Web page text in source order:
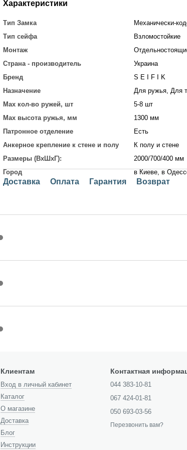
Характеристики
Тип Замка
Механически-
Тип сейфа
Взломостойкие
Монтаж
Страна - производитель
Украина
Бренд
S E I F I K
Назначение
Для ружья, Для
Max кол-во ружей, шт
5-8 шт
Max высота ружья, мм
1300 мм
Патронное отделение
Есть
Анкерное крепление к стене и полу
К полу и стене
Размеры (ВхШхГ):
2000/700/400 мм
Город
в Киеве, в
Доставка Оплата Гарантия Возврат
Клиентам
Вход в личный кабинет
Каталог
О магазине
Доставка
Блог
Инструкции
Контактная
044 383-10-81
067 424-01-81
050 693-03-56
Перезвонить вам?